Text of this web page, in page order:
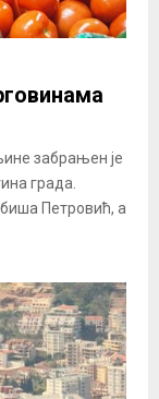
забрањен је
града.
Петровић, а